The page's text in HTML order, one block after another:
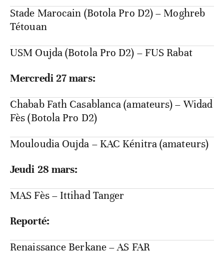
Stade Marocain (Botola Pro D2) – Moghreb
Tétouan
USM Oujda (Botola Pro D2) – FUS Rabat
Mercredi 27 mars:
Chabab Fath Casablanca (amateurs) – Widad
Fès (Botola Pro D2)
Mouloudia Oujda – KAC Kénitra (amateurs)
Jeudi 28 mars:
MAS Fès – Ittihad Tanger
Reporté:
Renaissance Berkane – AS FAR